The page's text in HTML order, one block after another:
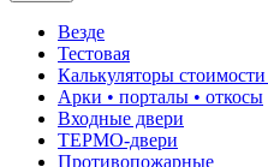
Везде
Тестовая
Калькуляторы
Арки • порталы • откосы
Входные двери
ТЕРМО-двери
Противопожарные